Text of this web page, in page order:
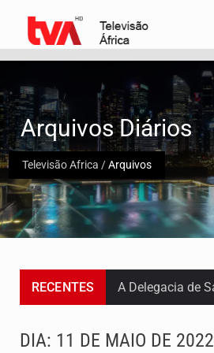
Televisão Africa /Arquivos
Arquivos Diários
RECENTES
DIA: 11 DE MAIO DE 2022